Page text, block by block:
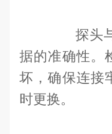
探头与
据的准确性。
坏，确保连接
时更换。